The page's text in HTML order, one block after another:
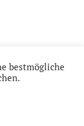
bestmögliche